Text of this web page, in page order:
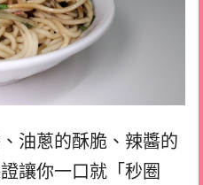
油蔥的酥脆、辣醬的
讓你一口就「秒圈